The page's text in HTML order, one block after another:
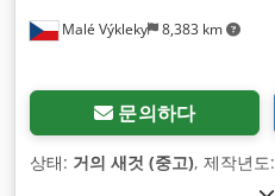
Malé Výkleky 8,383 km
문의하다
상태: 거의 새것 (중고), 제작년도: